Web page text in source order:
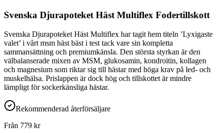
Svenska Djurapoteket Häst Multiflex Fodertillskott
Svenska Djurapoteket Häst Multiflex har tagit hem titeln ’Lyxigaste
valet’ i vårt msm häst bäst i test tack vare sin kompletta
sammansättning och premiumkänsla. Den största styrkan är den
välbalanserade mixen av MSM, glukosamin, kondroitin, kollagen
och magnesium som riktar sig till hästar med höga krav på led- och
muskelhälsa. Prislappen är dock hög och tillskottet är mindre
lämpligt för sockerkänsliga hästar.
Rekommenderad återförsäljare
Från 779 kr